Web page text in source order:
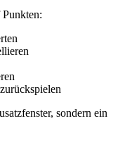
sondern ein